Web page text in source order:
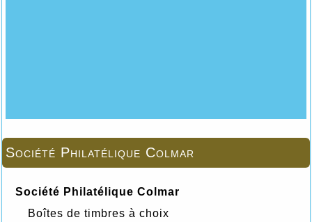
Société Philatélique Colmar
Société Philatélique Colmar
Boîtes de timbres à choix